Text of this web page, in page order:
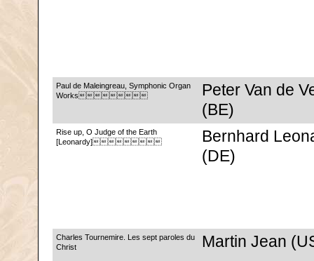
Paul de Maleingreau, Symphonic Organ
Works
Peter Van de
(BE)
Rise up, O Judge of the Earth
[Leonardy]
Bernhard
(DE)
Charles Tournemire. Les sept paroles du
Christ
Martin Jean